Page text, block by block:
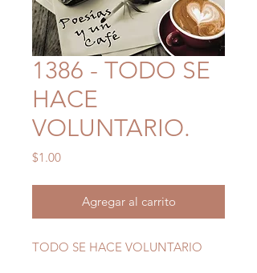
1386 - TODO SE
HACE
VOLUNTARIO.
$1.00Precio
Agregar al carrito
TODO SE HACE VOLUNTARIO